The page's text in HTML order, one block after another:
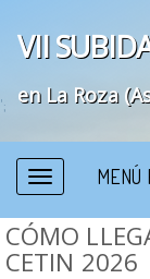
VII
en La Roza
';
MENÚ
CÓMO
CETIN 2026